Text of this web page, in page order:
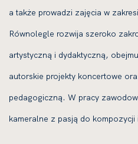
a także prowadzi zajęcia w
Równolegle rozwija szeroko
artystyczną i dydaktyczną,
autorskie projekty koncertowe
pedagogiczną. W pracy
kameralne z pasją do kompozycji